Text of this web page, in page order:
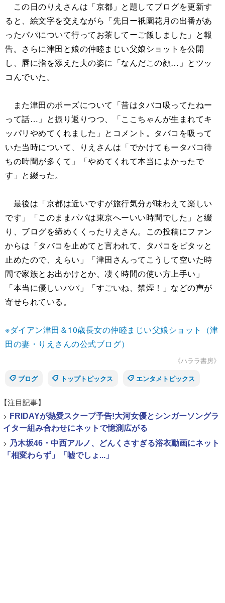
この日のりえさんは「京都」と題してブログを更新す
ると、絵文字を交えながら「先日ー祇園花月の出番があ
ったパパについて行ってお茶してーご飯しました」と報
告。さらに津田と娘の仲睦まじい父娘ショットを公開
し、唇に指を添えた夫の姿に「なんだこの顔…」とツッ
コんでいた。
また津田のポーズについて「昔はタバコ吸ってたねー
って話…」と振り返りつつ、「ここちゃんが生まれてキ
ッパリやめてくれました」とコメント。タバコを吸って
いた当時について、りえさんは「でかけてもータバコ待
ちの時間が多くて」「やめてくれて本当によかったで
す」と綴った。
最後は「京都は近いですが旅行気分が味わえて楽しい
です」「このままパパは東京へーいい時間でした」と綴
り、ブログを締めくくったりえさん。この投稿にファン
からは「タバコを止めてと言われて、タバコをピタッと
止めたので、えらい」「津田さんってこうして空いた時
間で家族とお出かけとか、凄く時間の使い方上手い」
「本当に優しいパパ」「すごいね、禁煙！」などの声が
寄せられている。
※ダイアン津田＆10歳長女の仲睦まじい父娘ショット（津
田の妻・りえさんの公式ブログ）
《ハララ書房》
ブログ
トップトピックス エンタメトピックス
【注目記事】
> FRIDAYが熱愛スクープ予告!大河女優とシンガーソングラ
イター組み合わせにネットで憶測広がる
> 乃木坂46・中西アルノ、どんくさすぎる浴衣動画にネット
「相変わらず」「嘘でしょ...」